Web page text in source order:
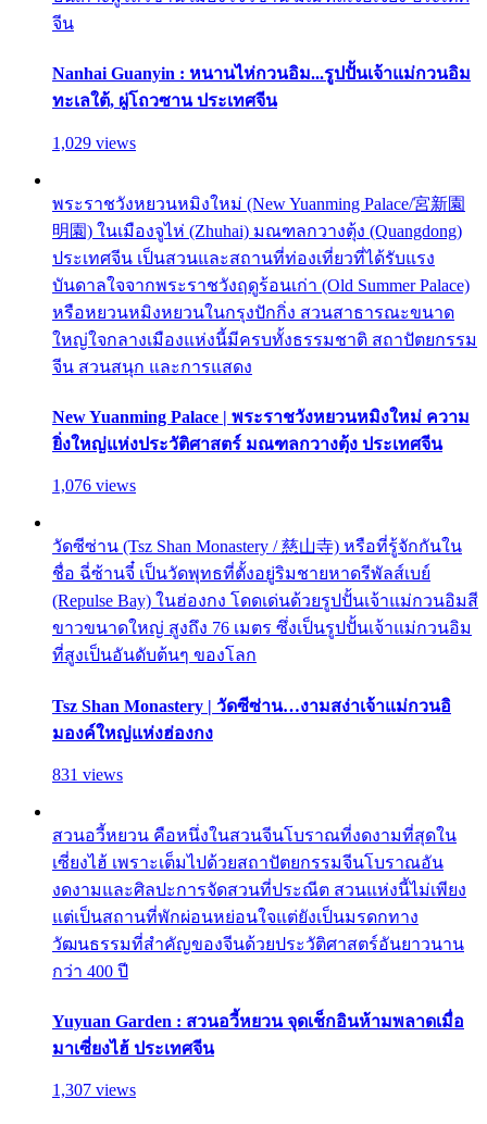
จีน
Nanhai Guanyin : หนานไห่กวนอิม...รูปปั้นเจ้าแม่กวนอิม
ทะเลใต้, ผู่โถวซาน ประเทศจีน
1,029 views
พระราชวังหยวนหมิงใหม่ (New Yuanming Palace/宮新園
明園) ในเมืองจูไห่ (Zhuhai) มณฑลกวางตุ้ง (Quangdong)
ประเทศจีน เป็นสวนและสถานที่ท่องเที่ยวที่ได้รับแรง
บันดาลใจจากพระราชวังฤดูร้อนเก่า (Old Summer Palace)
หรือหยวนหมิงหยวนในกรุงปักกิ่ง สวนสาธารณะขนาด
ใหญ่ใจกลางเมืองแห่งนี้มีครบทั้งธรรมชาติ สถาปัตยกรรม
จีน สวนสนุก และการแสดง
New Yuanming Palace | พระราชวังหยวนหมิงใหม่ ความ
ยิ่งใหญ่แห่งประวัติศาสตร์ มณฑลกวางตุ้ง ประเทศจีน
1,076 views
วัดซีซ่าน (Tsz Shan Monastery / 慈山寺) หรือที่รู้จักกันใน
ชื่อ ฉี่ซ้านจี๋ เป็นวัดพุทธที่ตั้งอยู่ริมชายหาดรีพัลส์เบย์
(Repulse Bay) ในฮ่องกง โดดเด่นด้วยรูปปั้นเจ้าแม่กวนอิมสี
ขาวขนาดใหญ่ สูงถึง 76 เมตร ซึ่งเป็นรูปปั้นเจ้าแม่กวนอิม
ที่สูงเป็นอันดับต้นๆ ของโลก
Tsz Shan Monastery | วัดซีซ่าน…งามสง่าเจ้าแม่กวนอิ
มองค์ใหญ่แห่งฮ่องกง
831 views
สวนอวี้หยวน คือหนึ่งในสวนจีนโบราณที่งดงามที่สุดใน
เซี่ยงไฮ้ เพราะเต็มไปด้วยสถาปัตยกรรมจีนโบราณอัน
งดงามและศิลปะการจัดสวนที่ประณีต สวนแห่งนี้ไม่เพียง
แต่เป็นสถานที่พักผ่อนหย่อนใจแต่ยังเป็นมรดกทาง
วัฒนธรรมที่สำคัญของจีนด้วยประวัติศาสตร์อันยาวนาน
กว่า 400 ปี
Yuyuan Garden : สวนอวี้หยวน จุดเช็กอินห้ามพลาดเมื่อ
มาเซี่ยงไฮ้ ประเทศจีน
1,307 views